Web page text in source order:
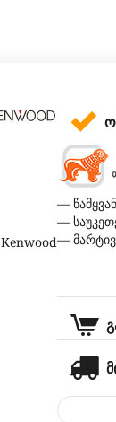
Kenwood
—
—
—